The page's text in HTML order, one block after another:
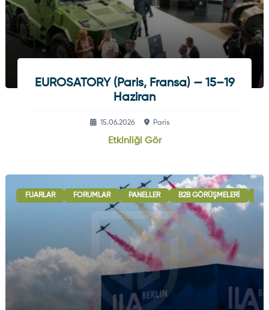
EUROSATORY (Paris, Fransa) — 15–19
Haziran
15.06.2026 Paris
Etkinliği Gör
FUARLAR FORUMLAR PANELLER B2B GÖRÜŞMELERI